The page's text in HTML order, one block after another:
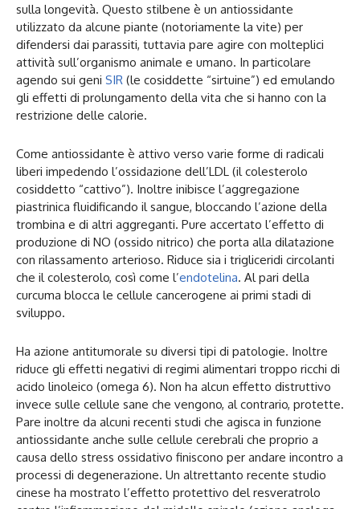
sulla longevità. Questo stilbene è un antiossidante
utilizzato da alcune piante (notoriamente la vite) per
difendersi dai parassiti, tuttavia pare agire con molteplici
attività sull’organismo animale e umano. In particolare
agendo sui geni SIR (le cosiddette “sirtuine”) ed emulando
gli effetti di prolungamento della vita che si hanno con la
restrizione delle calorie.
Come antiossidante è attivo verso varie forme di radicali
liberi impedendo l’ossidazione dell’LDL (il colesterolo
cosiddetto “cattivo”). Inoltre inibisce l’aggregazione
piastrinica fluidificando il sangue, bloccando l’azione della
trombina e di altri aggreganti. Pure accertato l’effetto di
produzione di NO (ossido nitrico) che porta alla dilatazione
con rilassamento arterioso. Riduce sia i trigliceridi circolanti
che il colesterolo, così come l’endotelina. Al pari della
curcuma blocca le cellule cancerogene ai primi stadi di
sviluppo.
Ha azione antitumorale su diversi tipi di patologie. Inoltre
riduce gli effetti negativi di regimi alimentari troppo ricchi di
acido linoleico (omega 6). Non ha alcun effetto distruttivo
invece sulle cellule sane che vengono, al contrario, protette.
Pare inoltre da alcuni recenti studi che agisca in funzione
antiossidante anche sulle cellule cerebrali che proprio a
causa dello stress ossidativo finiscono per andare incontro a
processi di degenerazione. Un altrettanto recente studio
cinese ha mostrato l’effetto protettivo del resveratrolo